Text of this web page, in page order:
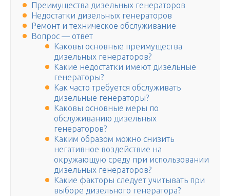
Преимущества дизельных генераторов
Недостатки дизельных генераторов
Ремонт и техническое обслуживание
Вопрос — ответ
Каковы основные преимущества
дизельных генераторов?
Какие недостатки имеют дизельные
генераторы?
Как часто требуется обслуживать
дизельные генераторы?
Каковы основные меры по
обслуживанию дизельных
генераторов?
Каким образом можно снизить
негативное воздействие на
окружающую среду при использовании
дизельных генераторов?
Какие факторы следует учитывать при
выборе дизельного генератора?